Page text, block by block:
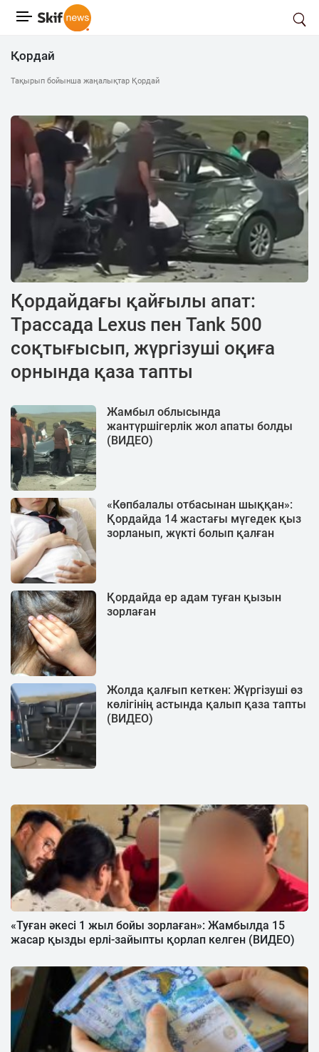
Қордай
Тақырып бойынша жаңалықтар Қордай
Қордайдағы қайғылы апат:
Трассада Lexus пен Tank 500
соқтығысып, жүргізуші оқиға
орнында қаза тапты
Жамбыл облысында
жантүршігерлік жол апаты болды
(ВИДЕО)
«Көпбалалы отбасынан шыққан»:
Қордайда 14 жастағы мүгедек қыз
зорланып, жүкті болып қалған
Қордайда ер адам туған қызын
зорлаған
Жолда қалғып кеткен: Жүргізуші өз
көлігінің астында қалып қаза тапты
(ВИДЕО)
«Туған әкесі 1 жыл бойы зорлаған»: Жамбылда 15
жасар қызды ерлі-зайыпты қорлап келген (ВИДЕО)